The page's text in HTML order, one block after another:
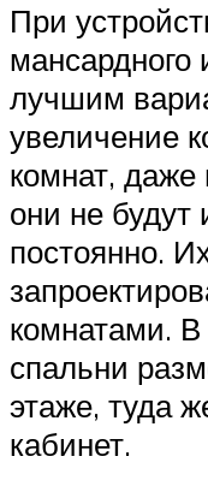
При
мансардного
лучшим
увеличение
комнат, даже
они не будут
постоянно.
комнатами.
спальни
этаже, туда
кабинет.